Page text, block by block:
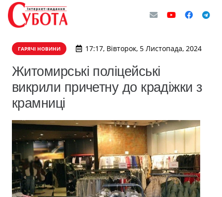
ГАРЯЧІ НОВИНИ 17:17, Вівторок, 5 Листопада, 2024
Житомирські поліцейські
викрили причетну до крадіжки з
крамниці